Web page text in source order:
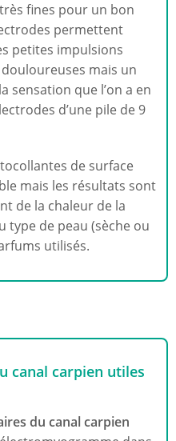
fines pour un bon
permettent
petites impulsions
mais un
sensation que l’on a en
d’une pile de 9
de surface
mais les résultats sont
de la chaleur de la
type de peau (sèche ou
utilisés.
canal carpien utiles
du canal carpien